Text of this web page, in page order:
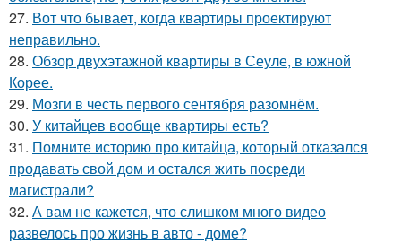
27. Вот что бывает, когда квартиры проектируют
неправильно.
28. Обзор двухэтажной квартиры в Сеуле, в южной
Корее.
29. Мозги в честь первого сентября разомнём.
30. У китайцев вообще квартиры есть?
31. Помните историю про китайца, который отказался
продавать свой дом и остался жить посреди
магистрали?
32. А вам не кажется, что слишком много видео
развелось про жизнь в авто - доме?